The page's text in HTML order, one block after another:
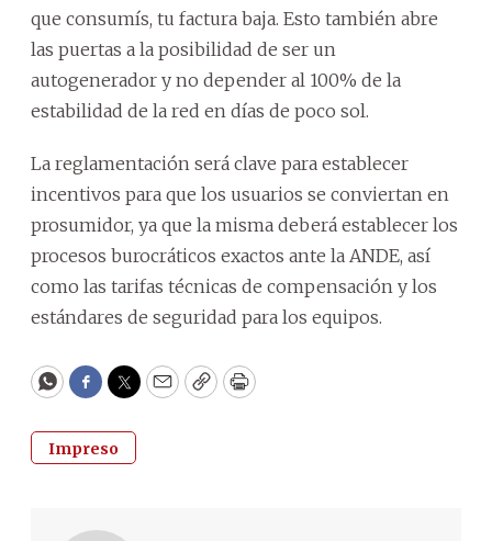
que consumís, tu factura baja. Esto también abre
las puertas a la posibilidad de ser un
autogenerador y no depender al 100% de la
estabilidad de la red en días de poco sol.
La reglamentación será clave para establecer
incentivos para que los usuarios se conviertan en
prosumidor, ya que la misma deberá establecer los
procesos burocráticos exactos ante la ANDE, así
como las tarifas técnicas de compensación y los
estándares de seguridad para los equipos.
WhatsApp
Facebook
Twitter
EmailCopyPrint
Impreso